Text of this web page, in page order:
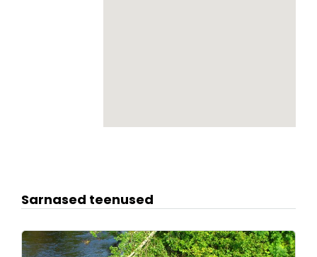
Sarnased teenused